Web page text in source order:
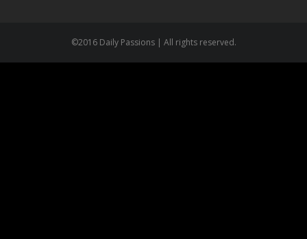
©2016 Daily Passions | All rights reserved.